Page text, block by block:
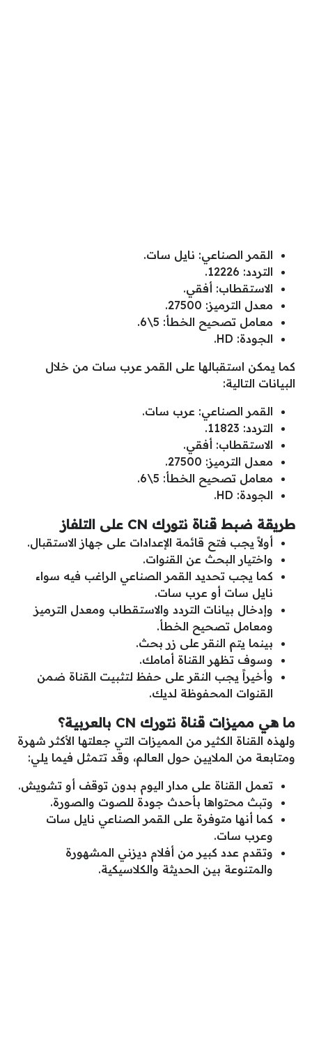
القمر الصناعي: نايل سات.
التردد: 12226.
الاستقطاب: أفقي.
معدل الترميز: 27500.
معامل تصحيح الخطأ: 5\6.
الجودة: HD.
كما يمكن استقبالها على القمر عرب سات من خلال
البيانات التالية:
القمر الصناعي: عرب سات.
التردد: 11823.
الاستقطاب: أفقي.
معدل الترميز: 27500.
معامل تصحيح الخطأ: 5\6.
الجودة: HD.
طريقة ضبط قناة نتورك CN على التلفاز
أولاً يجب فتح قائمة الإعدادات على جهاز الاستقبال.
واختيار البحث عن القنوات.
كما يجب تحديد القمر الصناعي الراغب فيه سواء
نايل سات أو عرب سات.
وإدخال بيانات التردد والاستقطاب ومعدل الترميز
ومعامل تصحيح الخطأ.
بينما يتم النقر على زر بحث.
وسوف تظهر القناة أمامك.
وأخيراً يجب النقر على حفظ لتثبيت القناة ضمن
القنوات المحفوظة لديك.
ما هي مميزات قناة نتورك CN بالعربية؟
ولهذه القناة الكثير من المميزات التي جعلتها الأكثر شهرة
ومتابعة من الملايين حول العالم، وقد تتمثل فيما يلي:
تعمل القناة على مدار اليوم بدون توقف أو تشويش.
وتبث محتواها بأحدث جودة للصوت والصورة.
كما أنها متوفرة على القمر الصناعي نايل سات
وعرب سات.
وتقدم عدد كبير من أفلام ديزني المشهورة
والمتنوعة بين الحديثة والكلاسيكية.